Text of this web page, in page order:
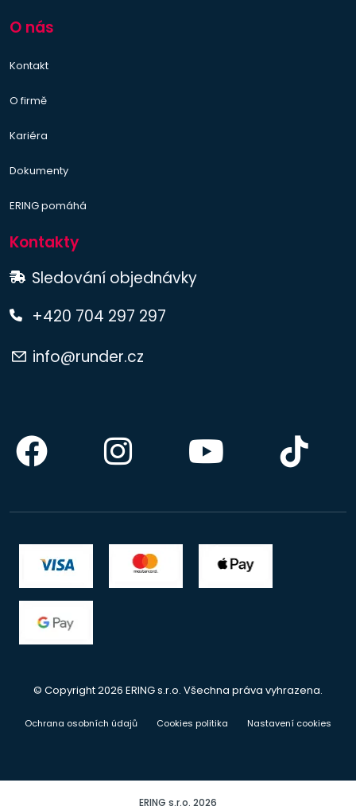
O nás
Kontakt
O firmě
Kariéra
Dokumenty
ERING pomáhá
Kontakty
Sledování objednávky
+420 704 297 297
info@runder.cz
© Copyright 2026 ERING s.r.o. Všechna práva vyhrazena.
Ochrana osobních údajů Cookies politika Nastavení cookies
ERING s.r.o. 2026